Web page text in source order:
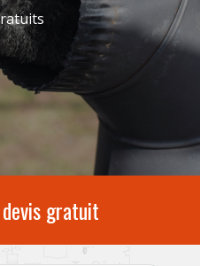
gratuit